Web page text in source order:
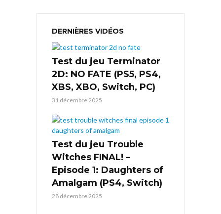
DERNIÈRES VIDÉOS
Test du jeu Terminator
2D: NO FATE (PS5, PS4,
XBS, XBO, Switch, PC)
31 décembre 2025
Test du jeu Trouble
Witches FINAL! –
Episode 1: Daughters of
Amalgam (PS4, Switch)
28 décembre 2025